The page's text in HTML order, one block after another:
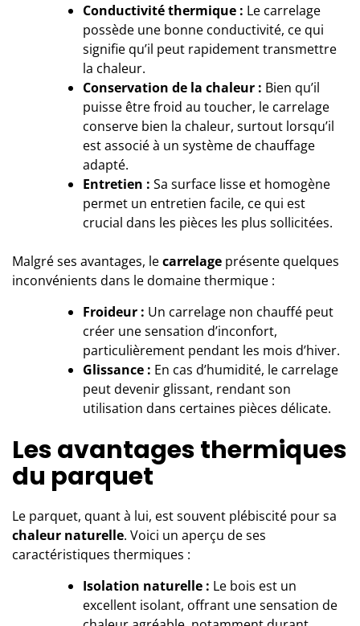
Conductivité thermique : Le carrelage
possède une bonne conductivité, ce qui
signifie qu’il peut rapidement transmettre
la chaleur.
Conservation de la chaleur : Bien qu’il
puisse être froid au toucher, le carrelage
conserve bien la chaleur, surtout lorsqu’il
est associé à un système de chauffage
adapté.
Entretien : Sa surface lisse et homogène
permet un entretien facile, ce qui est
crucial dans les pièces les plus sollicitées.
Malgré ses avantages, lecarrelage présente quelques
inconvénients dans le domaine thermique :
Froideur : Un carrelage non chauffé peut
créer une sensation d’inconfort,
particulièrement pendant les mois d’hiver.
Glissance : En cas d’humidité, le carrelage
peut devenir glissant, rendant son
utilisation dans certaines pièces délicate.
Les avantages thermiques
du parquet
Le parquet, quant à lui, est souvent plébiscité pour sa
chaleur naturelle. Voici un aperçu de ses
caractéristiques thermiques :
Isolation naturelle : Le bois est un
excellent isolant, offrant une sensation de